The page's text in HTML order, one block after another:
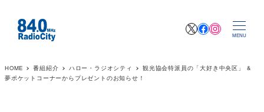
XFacebook
MENU
HOME 番組紹介 ハロー・ラジオシティ
観光協会特派員の「大好き中央区」 &
夢ポケットコーナーからプレゼントのお知らせ！